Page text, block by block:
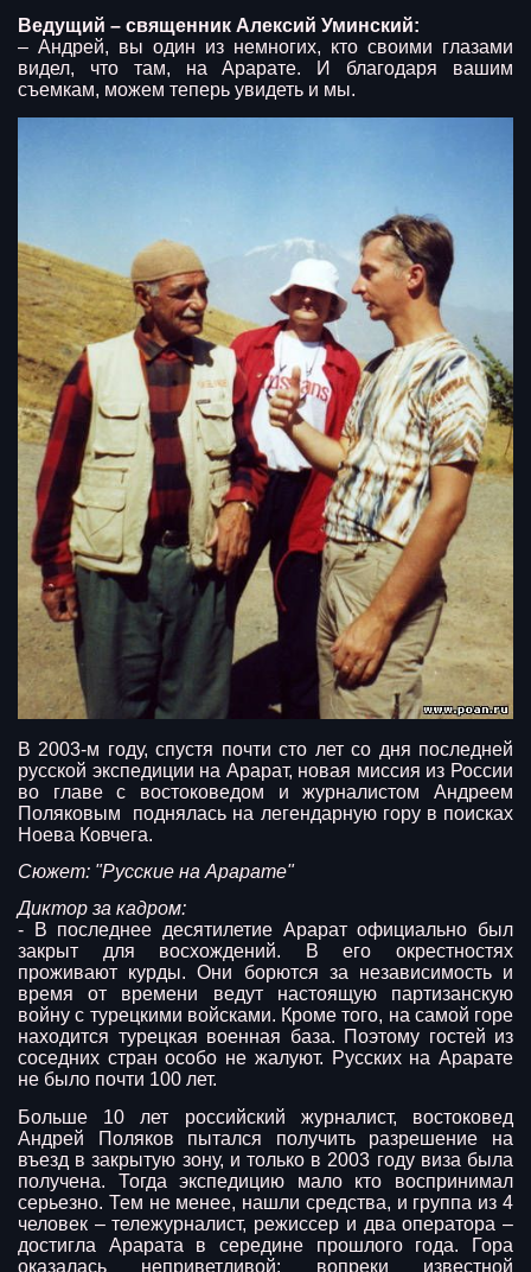
Ведущий – священник Алексий Уминский:
– Андрей, вы один из немногих, кто своими глазами
видел, что там, на Арарате. И благодаря вашим
съемкам, можем теперь увидеть и мы.
В 2003-м году, спустя почти сто лет со дня последней
русской экспедиции на Арарат, новая миссия из России
во главе с востоковедом и журналистом Андреем
Поляковым поднялась на легендарную гору в поисках
Ноева Ковчега.
Сюжет: "Русские на Арарате"
Диктор за кадром:
- В последнее десятилетие Арарат официально был
закрыт для восхождений. В его окрестностях
проживают курды. Они борются за независимость и
время от времени ведут настоящую партизанскую
войну с турецкими войсками. Кроме того, на самой горе
находится турецкая военная база. Поэтому гостей из
соседних стран особо не жалуют. Русских на Арарате
не было почти 100 лет.
Больше 10 лет российский журналист, востоковед
Андрей Поляков пытался получить разрешение на
въезд в закрытую зону, и только в 2003 году виза была
получена. Тогда экспедицию мало кто воспринимал
серьезно. Тем не менее, нашли средства, и группа из 4
человек – тележурналист, режиссер и два оператора –
достигла Арарата в середине прошлого года. Гора
оказалась неприветливой: вопреки известной